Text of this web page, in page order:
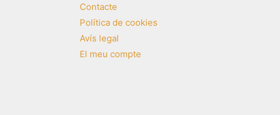
Contacte
Política de cookies
Avís legal
El meu compte